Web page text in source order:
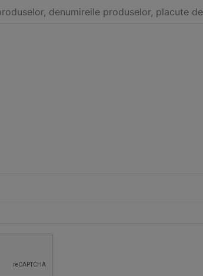
denumireile produselor, placute